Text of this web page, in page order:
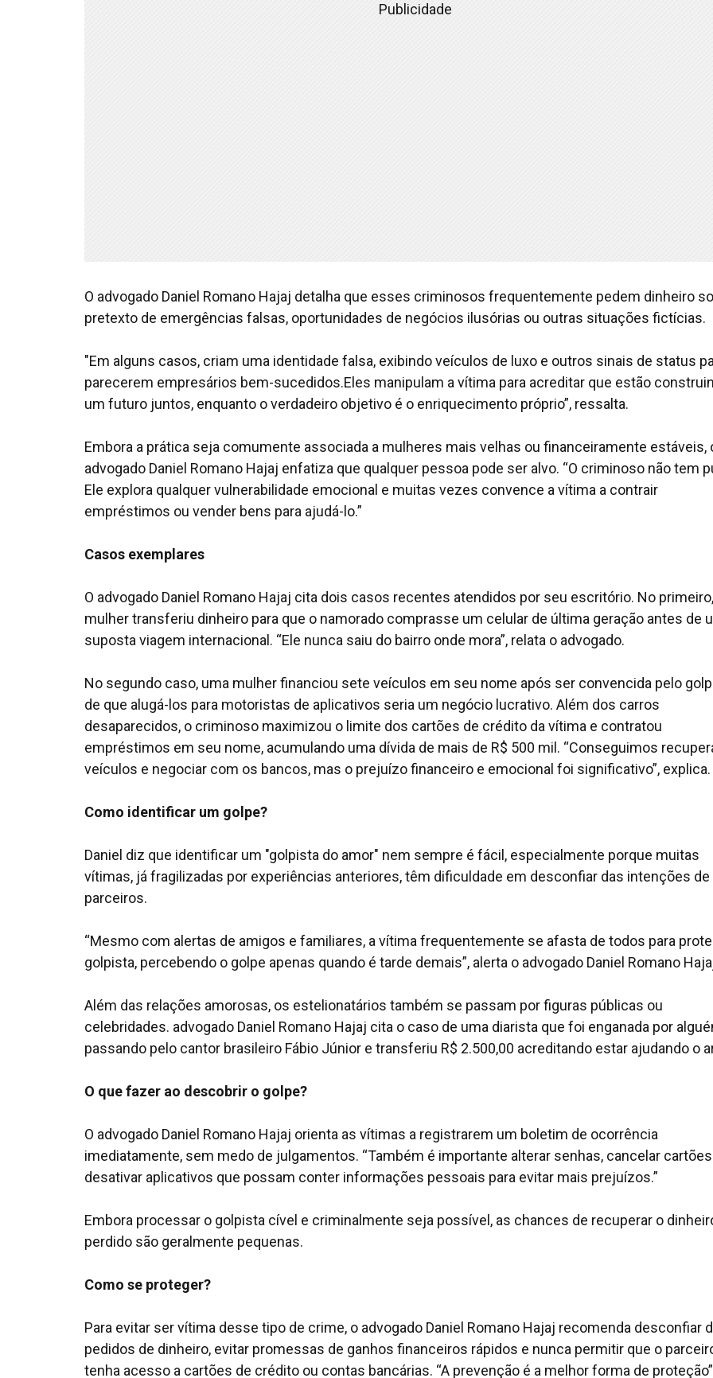
Publicidade
O advogado Daniel Romano Hajaj detalha que esses criminosos frequentemente pedem dinheiro
pretexto de emergências falsas, oportunidades de negócios ilusórias ou outras situações fictícias.
"Em alguns casos, criam uma identidade falsa, exibindo veículos de luxo e outros sinais de status
parecerem empresários bem-sucedidos.Eles manipulam a vítima para acreditar que estão
um futuro juntos, enquanto o verdadeiro objetivo é o enriquecimento próprio”, ressalta.
Embora a prática seja comumente associada a mulheres mais velhas ou financeiramente estáveis,
advogado Daniel Romano Hajaj enfatiza que qualquer pessoa pode ser alvo. “O criminoso não tem
Ele explora qualquer vulnerabilidade emocional e muitas vezes convence a vítima a contrair
empréstimos ou vender bens para ajudá-lo.”
Casos exemplares
O advogado Daniel Romano Hajaj cita dois casos recentes atendidos por seu escritório. No
mulher transferiu dinheiro para que o namorado comprasse um celular de última geração antes de
suposta viagem internacional. “Ele nunca saiu do bairro onde mora”, relata o advogado.
No segundo caso, uma mulher financiou sete veículos em seu nome após ser convencida pelo
de que alugá-los para motoristas de aplicativos seria um negócio lucrativo. Além dos carros
desaparecidos, o criminoso maximizou o limite dos cartões de crédito da vítima e contratou
empréstimos em seu nome, acumulando uma dívida de mais de R$ 500 mil. “Conseguimos
veículos e negociar com os bancos, mas o prejuízo financeiro e emocional foi significativo”, explica.
Como identificar um golpe?
Daniel diz que identificar um "golpista do amor" nem sempre é fácil, especialmente porque muitas
vítimas, já fragilizadas por experiências anteriores, têm dificuldade em desconfiar das intenções
parceiros.
“Mesmo com alertas de amigos e familiares, a vítima frequentemente se afasta de todos para
golpista, percebendo o golpe apenas quando é tarde demais”, alerta o advogado Daniel Romano
Além das relações amorosas, os estelionatários também se passam por figuras públicas ou
celebridades. advogado Daniel Romano Hajaj cita o caso de uma diarista que foi enganada por
passando pelo cantor brasileiro Fábio Júnior e transferiu R$ 2.500,00 acreditando estar ajudando o
O que fazer ao descobrir o golpe?
O advogado Daniel Romano Hajaj orienta as vítimas a registrarem um boletim de ocorrência
imediatamente, sem medo de julgamentos. “Também é importante alterar senhas, cancelar
desativar aplicativos que possam conter informações pessoais para evitar mais prejuízos.”
Embora processar o golpista cível e criminalmente seja possível, as chances de recuperar o
perdido são geralmente pequenas.
Como se proteger?
Para evitar ser vítima desse tipo de crime, o advogado Daniel Romano Hajaj recomenda desconfiar
pedidos de dinheiro, evitar promessas de ganhos financeiros rápidos e nunca permitir que o
tenha acesso a cartões de crédito ou contas bancárias. “A prevenção é a melhor forma de